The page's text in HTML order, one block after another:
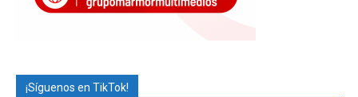
¡Síguenos en TikTok!